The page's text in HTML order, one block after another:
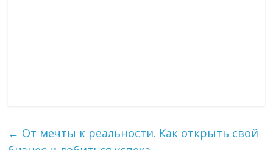
← От мечты к реальности. Как открыть свой